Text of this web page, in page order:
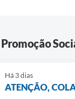
Promoção
Há 3 dias
ATENÇÃO,